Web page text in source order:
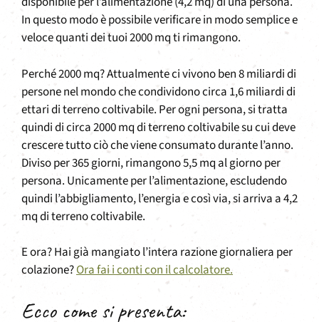
In questo modo è possibile verificare in modo semplice e
veloce quanti dei tuoi 2000 mq ti rimangono.
Perché 2000 mq? Attualmente ci vivono ben 8 miliardi di
persone nel mondo che condividono circa 1,6 miliardi di
ettari di terreno coltivabile. Per ogni persona, si tratta
quindi di circa 2000 mq di terreno coltivabile su cui deve
crescere tutto ciò che viene consumato durante l’anno.
Diviso per 365 giorni, rimangono 5,5 mq al giorno per
persona. Unicamente per l’alimentazione, escludendo
quindi l’abbigliamento, l’energia e così via, si arriva a 4,2
mq di terreno coltivabile.
E ora? Hai già mangiato l’intera razione giornaliera per
colazione?Ora fai i conti con il calcolatore.
Ecco come si presenta: